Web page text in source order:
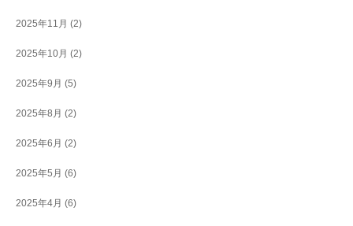
2025年11月 (2)
2025年10月 (2)
2025年9月 (5)
2025年8月 (2)
2025年6月 (2)
2025年5月 (6)
2025年4月 (6)